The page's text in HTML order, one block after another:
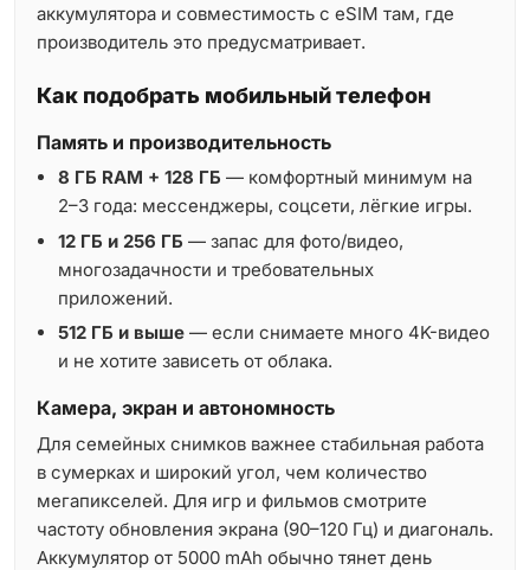
аккумулятора и совместимость с eSIM там, где
производитель это предусматривает.
Как подобрать мобильный телефон
Память и производительность
8 ГБ RAM + 128 ГБ — комфортный минимум на
2–3 года: мессенджеры, соцсети, лёгкие игры.
12 ГБ и 256 ГБ — запас для фото/видео,
многозадачности и требовательных
приложений.
512 ГБ и выше — если снимаете много 4K-видео
и не хотите зависеть от облака.
Камера, экран и автономность
Для семейных снимков важнее стабильная работа
в сумерках и широкий угол, чем количество
мегапикселей. Для игр и фильмов смотрите
частоту обновления экрана (90–120 Гц) и диагональ.
Аккумулятор от 5000 mAh обычно тянет день